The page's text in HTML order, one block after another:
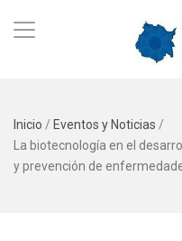
Inicio / Eventos y Noticias /
La biotecnología en el
y prevención de